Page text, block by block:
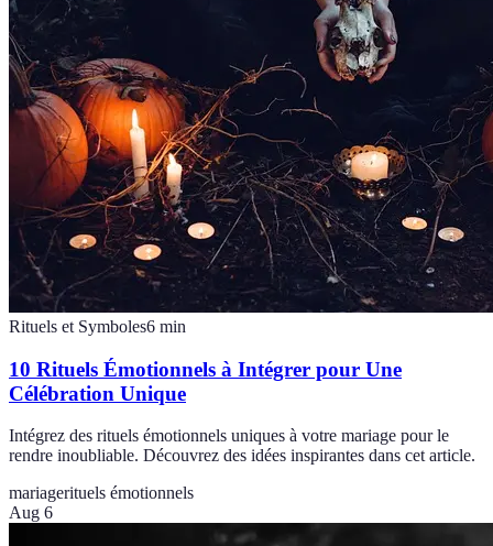
Rituels et Symboles6 min
10 Rituels Émotionnels à Intégrer pour Une
Célébration Unique
Intégrez des rituels émotionnels uniques à votre mariage pour le
rendre inoubliable. Découvrez des idées inspirantes dans cet article.
mariagerituels émotionnels
Aug 6